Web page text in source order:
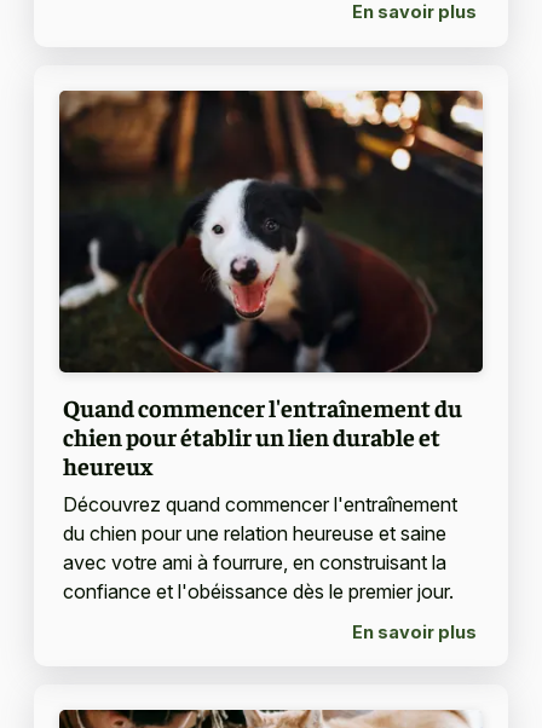
En savoir plus
Quand commencer l'entraînement du
chien pour établir un lien durable et
heureux
Découvrez quand commencer l'entraînement
du chien pour une relation heureuse et saine
avec votre ami à fourrure, en construisant la
confiance et l'obéissance dès le premier jour.
En savoir plus